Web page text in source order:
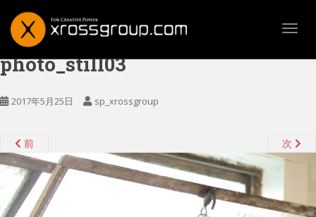
photo_still03
2017年5月25日 sp_xrossgroup
前 次